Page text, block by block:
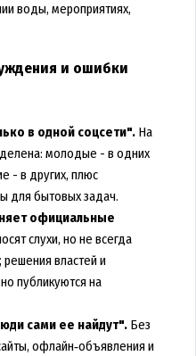
воды, мероприятиях,
и ошибки
в одной соцсети".На
молодые - в одних
- в других, плюс
для бытовых задач.
официальные
слухи, но не всегда
властей и
публикуются на
сами ее найдут".Без
офлайн‑объявления и